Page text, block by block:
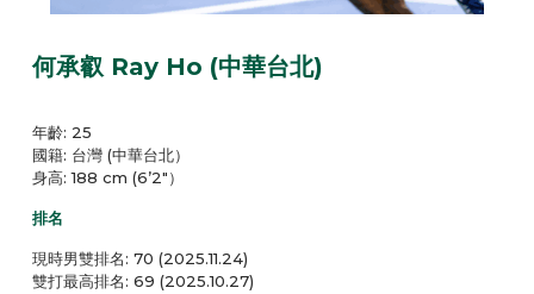
何承叡 Ray Ho (中華台北)
年齡: 25
國籍: 台灣 (中華台北）
身高: 188 cm (6’2″）
排名
現時男雙排名: 70 (2025.11.24)
雙打最高排名: 69 (2025.10.27)